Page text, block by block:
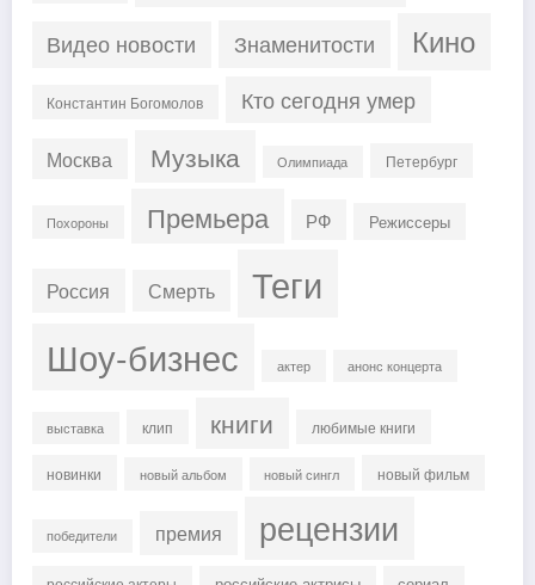
Видео новости Знаменитости Кино
Константин Богомолов Кто сегодня умер
Москва Музыка Олимпиада Петербург
Похороны Премьера РФ Режиссеры
Россия Смерть Теги
Шоу-бизнес актер анонс концерта
выставка клип книги любимые книги
новинки новый альбом новый сингл новый фильм
победители премия рецензии